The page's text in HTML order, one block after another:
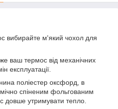
вибирайте м'який чохол для
ваш термос від механічних
експлуатації.
поліестер оксфорд, в
спіненим фольгованим
довше утримувати тепло.